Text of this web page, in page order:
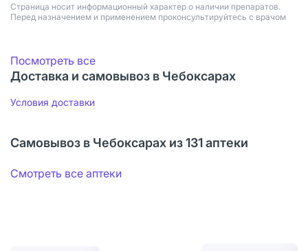
Страница носит информационный характер о наличии препаратов.
Перед назначением и применением проконсультируйтесь с врачом
Посмотреть все
Доставка и самовывоз в Чебоксарах
Условия доставки
Самовывоз в Чебоксарах из 131 аптеки
Смотреть все аптеки